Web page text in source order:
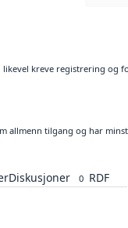
kreve registrering og
allmenn tilgang og har
Diskusjoner 0 RDF